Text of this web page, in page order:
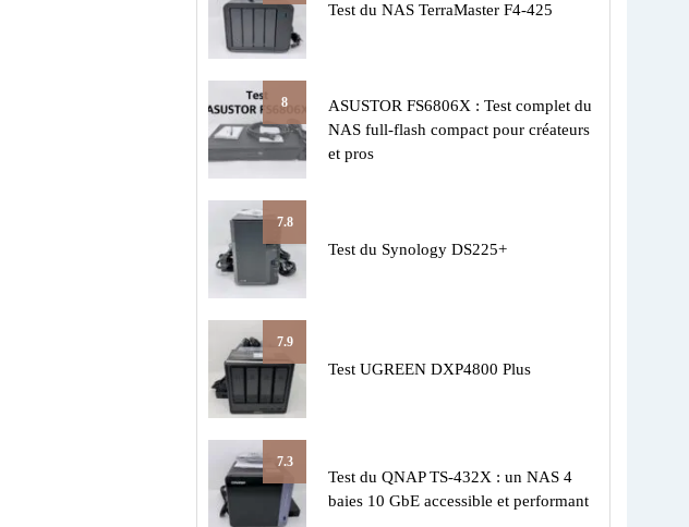
Test du NAS TerraMaster F4-425
8
ASUSTOR FS6806X : Test complet du
NAS full-flash compact pour créateurs
et pros
7.8
Test du Synology DS225+
7.9
Test UGREEN DXP4800 Plus
7.3
Test du QNAP TS-432X : un NAS 4
baies 10 GbE accessible et performant